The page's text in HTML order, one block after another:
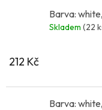
Barva:
Skladem (22
212 Kč
Barva: